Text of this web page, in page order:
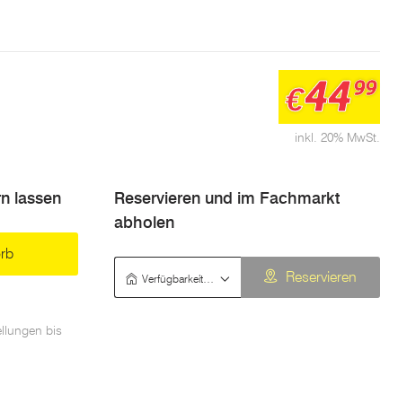
inkl. 20% MwSt.
€4499
lassen
bis
Reservieren und im Fachmarkt
abholen
Reservieren